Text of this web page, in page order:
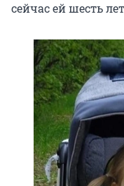
сейчас ей шесть